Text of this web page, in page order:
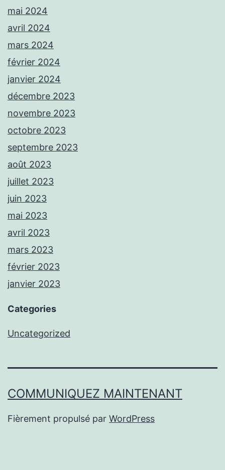
mai 2024
avril 2024
mars 2024
février 2024
janvier 2024
décembre 2023
novembre 2023
octobre 2023
septembre 2023
août 2023
juillet 2023
juin 2023
mai 2023
avril 2023
mars 2023
février 2023
janvier 2023
Categories
Uncategorized
COMMUNIQUEZ MAINTENANT
Fièrement propulsé par WordPress